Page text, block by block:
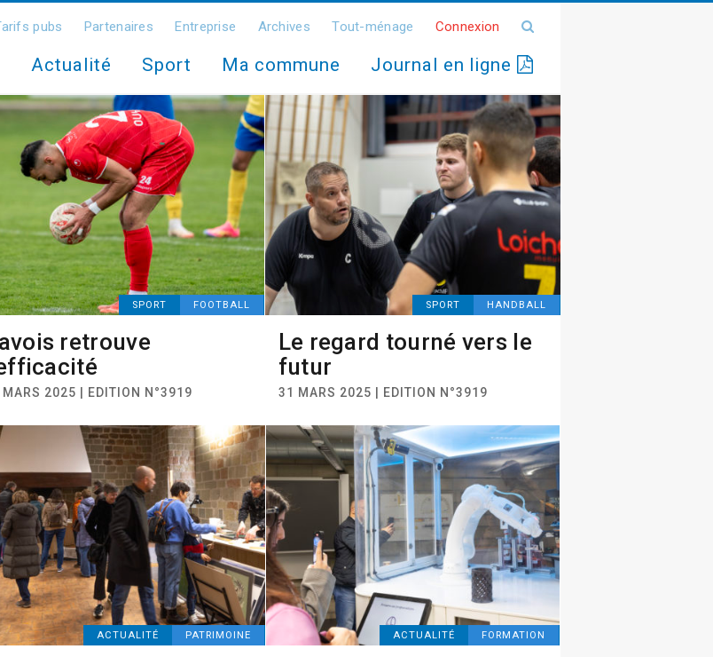
pubs Partenaires Entreprise Archives Tout-ménage Connexion
Actualité Sport Ma commune Journal en ligne
SPORT FOOTBALL
retrouve
2025 | EDITION N°3919
SPORT HANDBALL
Le regard tourné vers le
futur
31 MARS 2025 | EDITION N°3919
ACTUALITÉ PATRIMOINE ACTUALITÉ FORMATION